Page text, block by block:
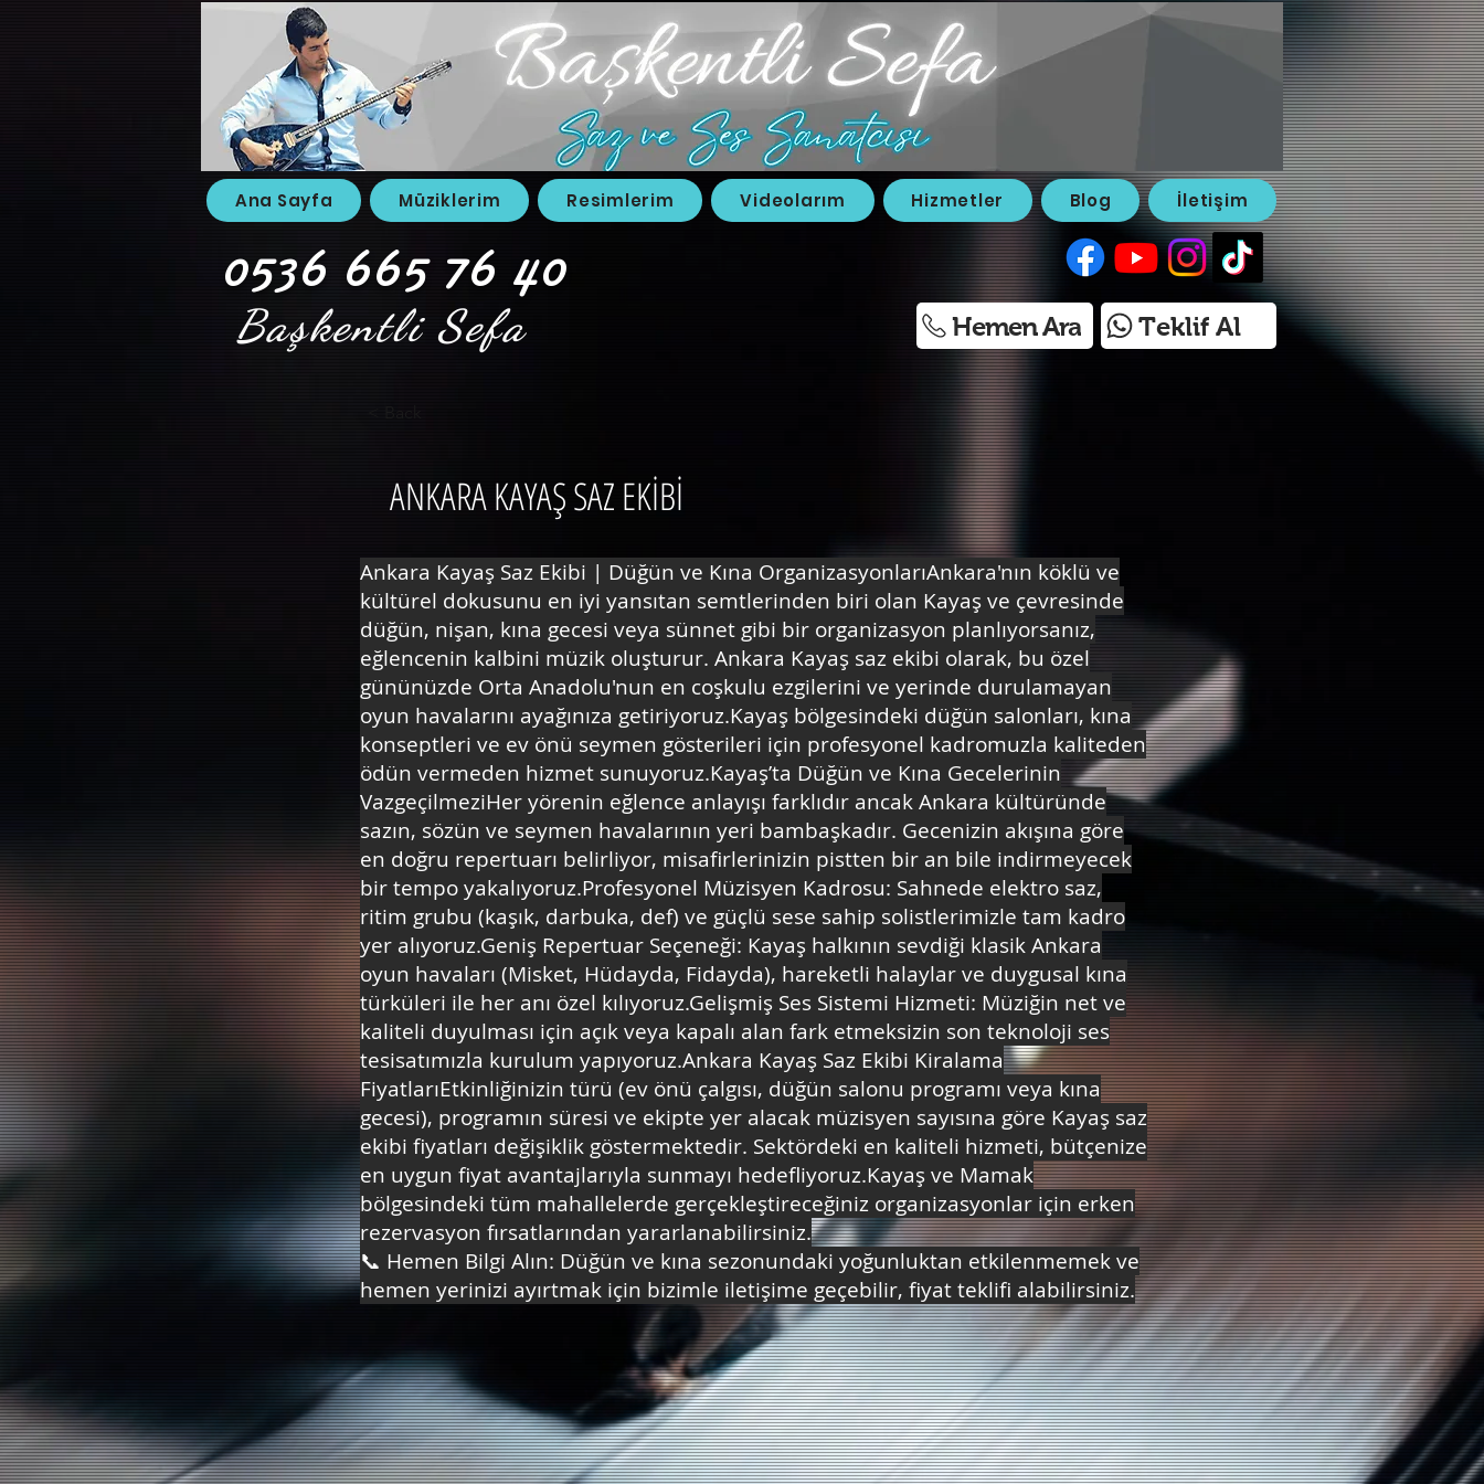
0536 665 76 40
Ana Sayfa Müziklerim Resimlerim Videolarım Hizmetler Blog İletişim
Başkentli Sefa Hemen Ara Teklif Al
ANKARA KAYAŞ SAZ EKİBİ
Ankara Kayaş Saz Ekibi | Düğün ve Kına OrganizasyonlarıAnkara'nın köklü ve
kültürel dokusunu en iyi yansıtan semtlerinden biri olan Kayaş ve çevresinde
düğün, nişan, kına gecesi veya sünnet gibi bir organizasyon planlıyorsanız,
eğlencenin kalbini müzik oluşturur. Ankara Kayaş saz ekibi olarak, bu özel
gününüzde Orta Anadolu'nun en coşkulu ezgilerini ve yerinde durulamayan
oyun havalarını ayağınıza getiriyoruz.Kayaş bölgesindeki düğün salonları, kına
konseptleri ve ev önü seymen gösterileri için profesyonel kadromuzla kaliteden
ödün vermeden hizmet sunuyoruz.Kayaş’ta Düğün ve Kına Gecelerinin
VazgeçilmeziHer yörenin eğlence anlayışı farklıdır ancak Ankara kültüründe
sazın, sözün ve seymen havalarının yeri bambaşkadır. Gecenizin akışına göre
en doğru repertuarı belirliyor, misafirlerinizin pistten bir an bile indirmeyecek
bir tempo yakalıyoruz.Profesyonel Müzisyen Kadrosu: Sahnede elektro saz,
ritim grubu (kaşık, darbuka, def) ve güçlü sese sahip solistlerimizle tam kadro
yer alıyoruz.Geniş Repertuar Seçeneği: Kayaş halkının sevdiği klasik Ankara
oyun havaları (Misket, Hüdayda, Fidayda), hareketli halaylar ve duygusal kına
türküleri ile her anı özel kılıyoruz.Gelişmiş Ses Sistemi Hizmeti: Müziğin net ve
kaliteli duyulması için açık veya kapalı alan fark etmeksizin son teknoloji ses
tesisatımızla kurulum yapıyoruz.Ankara Kayaş Saz Ekibi Kiralama
FiyatlarıEtkinliğinizin türü (ev önü çalgısı, düğün salonu programı veya kına
gecesi), programın süresi ve ekipte yer alacak müzisyen sayısına göre Kayaş saz
ekibi fiyatları değişiklik göstermektedir. Sektördeki en kaliteli hizmeti, bütçenize
en uygun fiyat avantajlarıyla sunmayı hedefliyoruz.Kayaş ve Mamak
bölgesindeki tüm mahallelerde gerçekleştireceğiniz organizasyonlar için erken
rezervasyon fırsatlarından yararlanabilirsiniz.
📞 Hemen Bilgi Alın: Düğün ve kına sezonundaki yoğunluktan etkilenmemek ve
hemen yerinizi ayırtmak için bizimle iletişime geçebilir, fiyat teklifi alabilirsiniz.